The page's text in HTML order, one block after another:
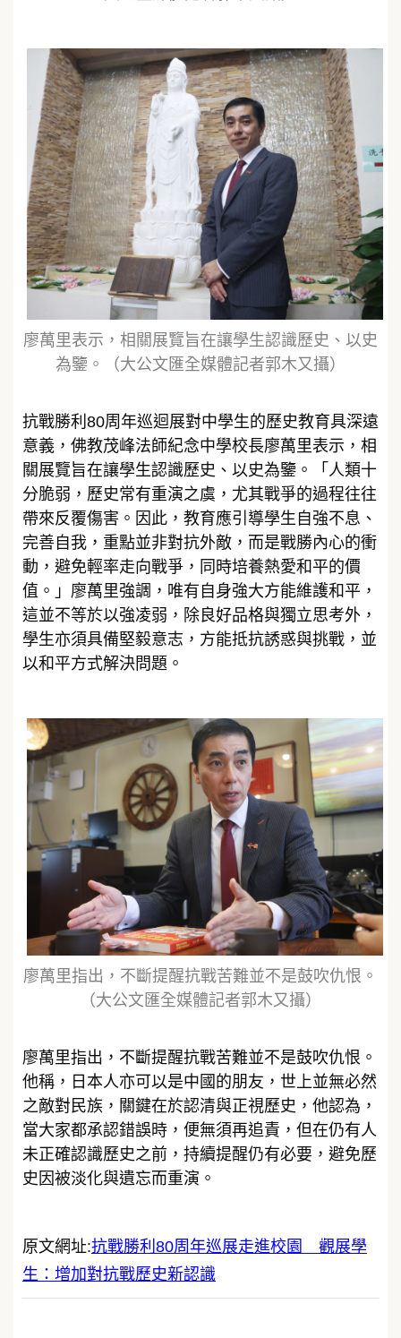
廖萬里表示，相關展覽旨在讓學生認識歷史、以史
為鑒。（大公文匯全媒體記者郭木又攝）
抗戰勝利80周年巡迴展對中學生的歷史教育具深遠
意義，佛教茂峰法師紀念中學校長廖萬里表示，相
關展覽旨在讓學生認識歷史、以史為鑒。「人類十
分脆弱，歷史常有重演之虞，尤其戰爭的過程往往
帶來反覆傷害。因此，教育應引導學生自強不息、
完善自我，重點並非對抗外敵，而是戰勝內心的衝
動，避免輕率走向戰爭，同時培養熱愛和平的價
值。」廖萬里強調，唯有自身強大方能維護和平，
這並不等於以強凌弱，除良好品格與獨立思考外，
學生亦須具備堅毅意志，方能抵抗誘惑與挑戰，並
以和平方式解決問題。
廖萬里指出，不斷提醒抗戰苦難並不是鼓吹仇恨。
（大公文匯全媒體記者郭木又攝）
廖萬里指出，不斷提醒抗戰苦難並不是鼓吹仇恨。
他稱，日本人亦可以是中國的朋友，世上並無必然
之敵對民族，關鍵在於認清與正視歷史，他認為，
當大家都承認錯誤時，便無須再追責，但在仍有人
未正確認識歷史之前，持續提醒仍有必要，避免歷
史因被淡化與遺忘而重演。
原文網址:抗戰勝利80周年巡展走進校園 觀展學
生：增加對抗戰歷史新認識